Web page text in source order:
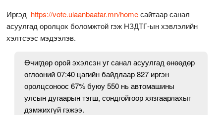
Иргэд https://vote.ulaanbaatar.mn/homeсайтаар санал
асуулгад оролцох боломжтой гэж НЗДТГ-ын хэвлэлийн
хэлтсээс мэдээлэв.
Өчигдөр орой эхэлсэн уг санал асуулгад өнөөдөр
өглөөний 07:40 цагийн байдлаар 827 иргэн
оролцсоноос 67% буюу 550 нь автомашины
улсын дугаарын тэгш, сондгойгоор хязгаарлахыг
дэмжихгүй гэжээ.